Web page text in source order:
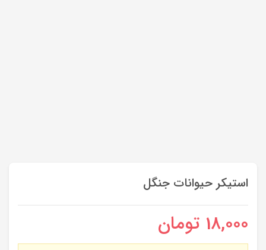
استیکر حیوانات جنگل
18,000 تومان